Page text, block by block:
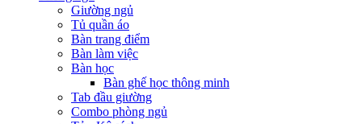
Giường ngủ
Tủ quần áo
Bàn trang điểm
Bàn làm việc
Bàn học
Bàn ghế học thông minh
Tab đầu giường
Combo phòng ngủ